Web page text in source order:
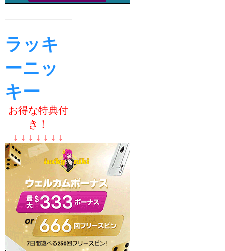
ラッキ
ーニッ
キー
お得な特典付
き！
↓ ↓ ↓ ↓ ↓ ↓ ↓